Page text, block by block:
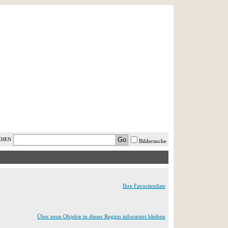
Bildersuche
Ihre Favoritenliste
Über neue Objekte in dieser Region informiert bleiben